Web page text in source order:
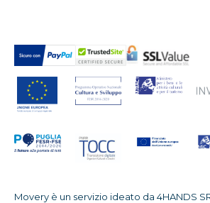
Movery è un servizio ideato da 4HANDS